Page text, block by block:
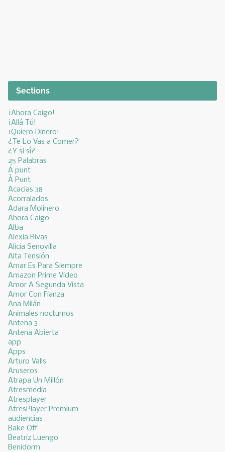
Sections
¡Ahora Caigo!
¡Allá Tú!
¡Quiero Dinero!
¿Te Lo Vas a Comer?
¿Y si sí?
25 Palabras
Á punt
À Punt
Acacias 38
Acorralados
Adara Molinero
Ahora Caigo
Alba
Alexia Rivas
Alicia Senovilla
Alta Tensión
Amar Es Para Siempre
Amazon Prime Video
Amor A Segunda Vista
Amor Con Fianza
Ana Milán
Animales nocturnos
Antena 3
Antena Abierta
app
Apps
Arturo Valls
Aruseros
Atrapa Un Millón
Atresmedia
Atresplayer
AtresPlayer Premium
audiencias
Bake Off
Beatriz Luengo
Benidorm